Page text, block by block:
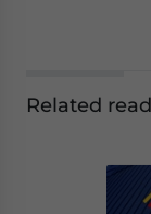
Related